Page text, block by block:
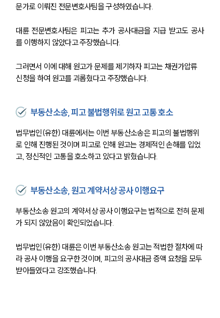
문가로 이뤄진 전문변호사팀을 구성하였습니다.
대륜 전문변호사팀은 피고는 추가 공사대금을 지급 받고도 공사
를 이행하지 않았다고 주장했습니다.
그러면서 이에 대해 원고가 문제를 제기하자 피고는 채권가압류
신청을 하여 원고를 괴롭혔다고 주장했습니다.
부동산소송, 피고 불법행위로 원고 고통 호소
법무법인(유한) 대륜에서는 이번 부동산소송은 피고의 불법행위
로 인해 진행된 것이며 피고로 인해 원고는 경제적인 손해를 입었
고, 정신적인 고통을 호소하고 있다고 밝혔습니다.
부동산소송, 원고 계약서상 공사 이행요구
부동산소송 원고의 계약서상 공사 이행요구는 법적으로 전혀 문제
가 되지 않았음이 확인되었습니다.
법무법인(유한) 대륜은 이번 부동산소송 원고는 적법한 절차에 따
라 공사 이행을 요구한 것이며, 피고의 공사대금 증액 요청을 모두
받아들였다고 강조했습니다.